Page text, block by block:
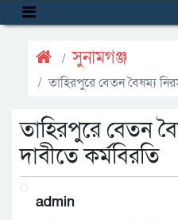
সুনামগঞ্জ
তাহিরপুরে বেতন বৈষম্য
তাহিরপুরে বেতন
দাবীতে কর্মবিরতি
admin